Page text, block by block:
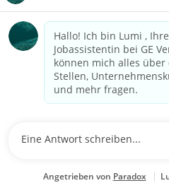
Schnelle Links
US-Gehalts­transparenz
Datenschutzhinweis für
Betrugswarnung
Lohntransparenz in Brasilien
Datenschutz
GE ist eine eingetragene Marke